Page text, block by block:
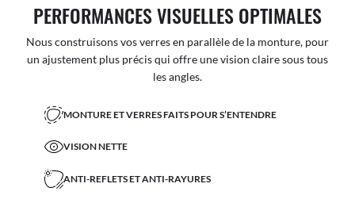
PERFORMANCES VISUELLES OPTIMALES
Nous construisons vos verres en parallèle de la monture, pour
un ajustement plus précis qui offre une vision claire sous tous
les angles.
MONTURE ET VERRES FAITS POUR S’ENTENDRE
VISION NETTE
ANTI-REFLETS ET ANTI-RAYURES